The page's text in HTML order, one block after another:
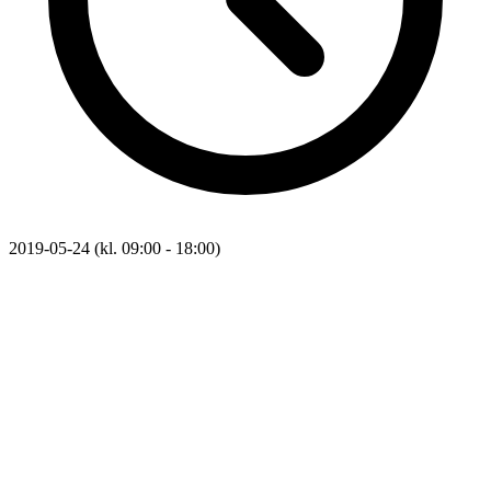
2019-05-24 (kl. 09:00 - 18:00)